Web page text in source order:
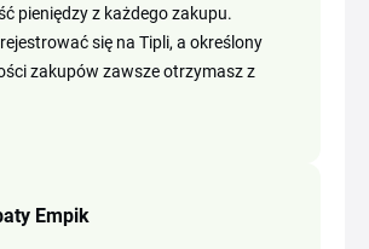
pieniędzy z każdego zakupu.
się na Tipli, a określony
zakupów zawsze otrzymasz z
Empik